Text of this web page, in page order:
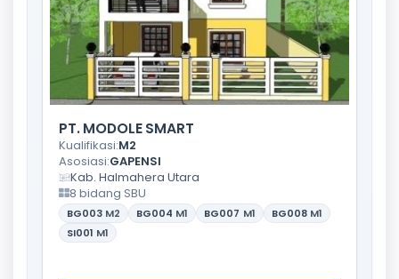
PT. MODOLE SMART
Kualifikasi:M2
Asosiasi:GAPENSI
Kab. Halmahera Utara
8 bidang SBU
BG003 M2 BG004 M1 BG007 M1 BG008 M1
SI001 M1